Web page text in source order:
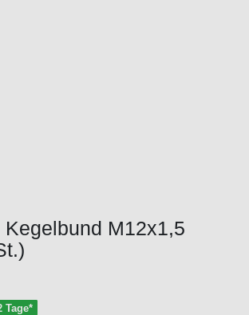
Kegelbund M12x1,5
Tage*